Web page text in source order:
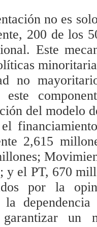
no es
200 de los
Este
no
este
del modelo
2,615
el PT, 670
por la
garantizar un